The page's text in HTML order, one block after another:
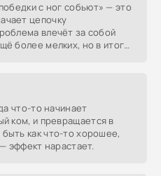
с ног собьют» — это
цепочку
влечёт за собой
более мелких, но в итоге
что-то начинает
ком, и превращается в
как что-то хорошее,
эффект нарастает.